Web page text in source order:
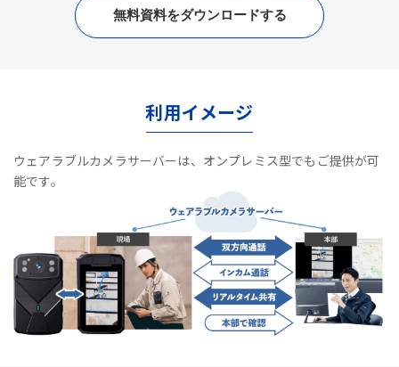
無料資料をダウンロードする
利用イメージ
ウェアラブルカメラサーバーは、オンプレミス型でもご提供が可
能です。